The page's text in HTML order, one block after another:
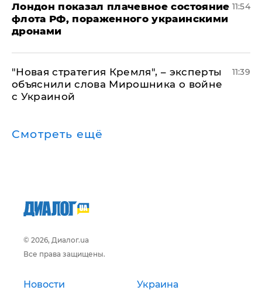
Лондон показал плачевное состояние
флота РФ, пораженного украинскими
дронами
11:54
"Новая стратегия Кремля", – эксперты
объяснили слова Мирошника о войне
с Украиной
11:39
Смотреть ещё
© 2026, Диалог.ua
Все права защищены.
Новости Украина